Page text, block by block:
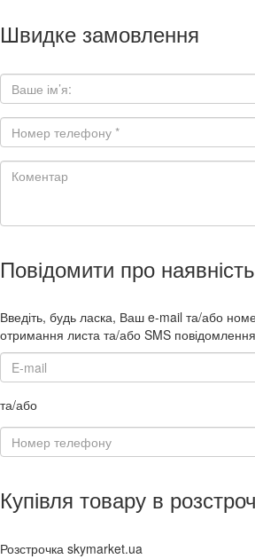
Швидке замовлення
Повідомити про наявність
Введіть, будь ласка, Ваш e-mail та/або
отримання листа та/або SMS повідомлення
та/або
Купівля товару в
Розстрочка skymarket.ua